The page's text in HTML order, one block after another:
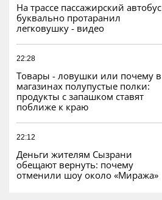
На трассе пассажирский автобус
буквально протаранил
легковушку - видео
22:28
Товары - ловушки или почему в
магазинах полупустые полки:
продукты с запашком ставят
поближе к краю
22:12
Деньги жителям Сызрани
обещают вернуть: почему
отменили шоу около «Миража»